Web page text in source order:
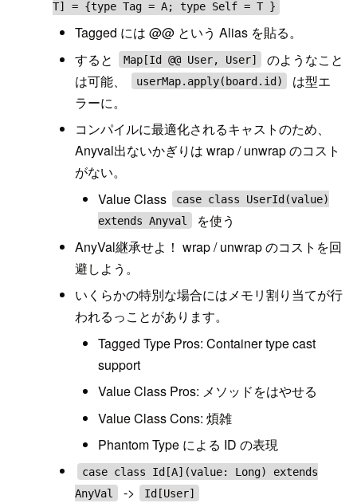
T] = {type Tag = A; type Self = T }
Tagged には @@ という Alias を貼る。
すると
Map[Id @@ User, User]
のようなこと
は可能、
userMap.apply(board.id)
は型エ
ラーに。
コンパイルに最適化されるキャストのため、
Anyval出ないかぎりは wrap / unwrap のコスト
がない。
Value Class
case class UserId(value)
extends Anyval
を使う
AnyVal継承せよ！ wrap / unwrap のコストを回
避しよう。
いくらかの特別な場合にはメモリ割り当てが行
われるっことがあります。
Tagged Type Pros: Container type cast
support
Value Class Pros: メソッドをはやせる
Value Class Cons: 煩雑
Phantom Type による ID の表現
case class Id[A](value: Long) extends
AnyVal
-> Id[User]